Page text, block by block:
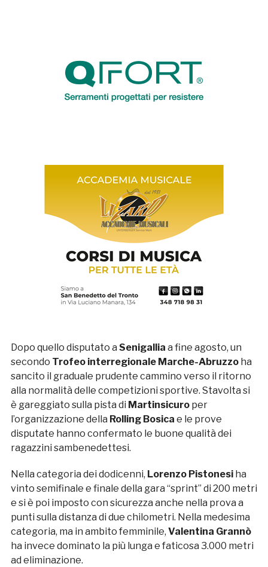
Dopo quello disputato a Senigallia a fine agosto, un
secondo Trofeo interregionale Marche-Abruzzoha
sancito il graduale prudente cammino verso il ritorno
alla normalità delle competizioni sportive. Stavolta si
è gareggiato sulla pista di Martinsicuroper
l’organizzazione della Rolling Bosica e le prove
disputate hanno confermato le buone qualità dei
ragazzini sambenedettesi.
Nella categoria dei dodicenni, Lorenzo Pistonesiha
vinto semifinale e finale della gara “sprint” di 200 metri
e si è poi imposto con sicurezza anche nella prova a
punti sulla distanza di due chilometri. Nella medesima
categoria, ma in ambito femminile, Valentina Grannò
ha invece dominato la più lunga e faticosa 3.000 metri
ad eliminazione.